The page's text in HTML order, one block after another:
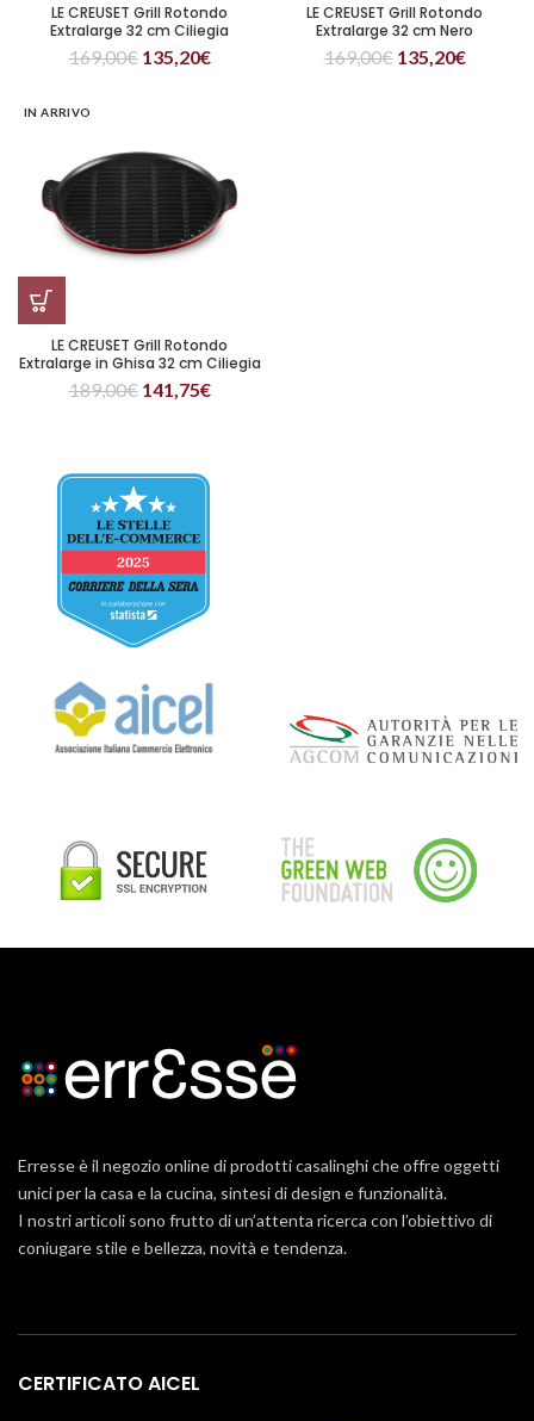
LE CREUSET Grill Rotondo
Extralarge 32 cm Ciliegia
169,00€ 135,20€
LE CREUSET Grill Rotondo
Extralarge 32 cm Nero
169,00€ 135,20€
IN ARRIVO
LE CREUSET Grill Rotondo
Extralarge in Ghisa 32 cm Ciliegia
189,00€ 141,75€
Erresse è il negozio online di prodotti casalinghi che offre oggetti
unici per la casa e la cucina, sintesi di design e funzionalità.
I nostri articoli sono frutto di un’attenta ricerca con l’obiettivo di
coniugare stile e bellezza, novità e tendenza.
CERTIFICATO AICEL